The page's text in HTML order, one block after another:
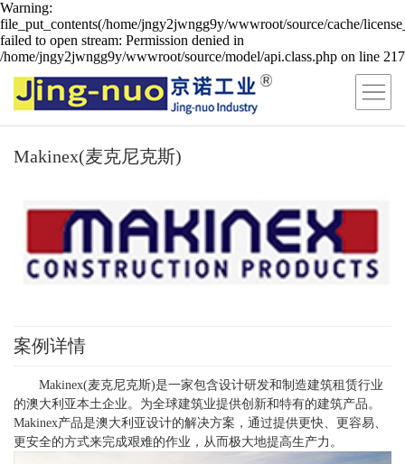
Warning:
file_put_contents(/home/jngy2jwngg9y/wwwroot/source/cache/
failed to open stream: Permission denied in
/home/jngy2jwngg9y/wwwroot/source/model/api.class.php on line 217
Makinex(麦克尼克斯)
案例详情
Makinex(麦克尼克斯)是一家包含设计研发和制造建筑租赁行业
的澳大利亚本土企业。为全球建筑业提供创新和特有的建筑产品。
Makinex产品是澳大利亚设计的解决方案，通过提供更快、更容易、
更安全的方式来完成艰难的作业，从而极大地提高生产力。